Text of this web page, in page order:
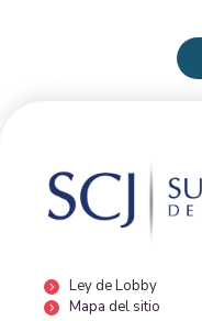
Ley de Lobby
Mapa del sitio